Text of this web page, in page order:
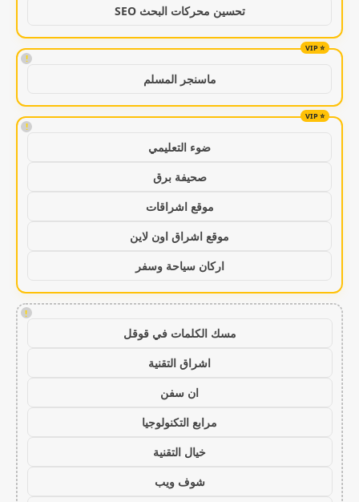
تحسين محركات البحث SEO
!
ماسنجر المسلم
!
ضوء التعليمي
صحيفة برق
موقع اشراقات
موقع اشراق اون لاين
اركان سياحة وسفر
!
مسك الكلمات في قوقل
اشراق التقنية
ان سفن
مرابع التكنولوجيا
خيال التقنية
شوف ويب